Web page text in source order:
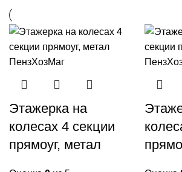
Этажерка на
колесах 4 секции
прямоуг, метал